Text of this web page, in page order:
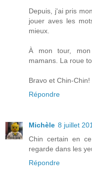
Depuis, j'ai pris
jouer aves les
mieux.
À mon tour,
mamans. La roue
Bravo et Chin-
Répondre
Michèle 8 juillet
Chin certain en
regarde dans les
Répondre